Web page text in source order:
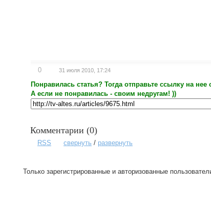
0 31 июля 2010, 17:24
Понравилась статья? Тогда отправьте ссылку на
А если не понравилась - своим недругам! ))
Комментарии (0)
RSS свернуть / развернуть
Только зарегистрированные и авторизованные